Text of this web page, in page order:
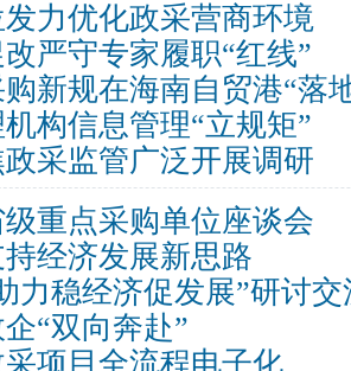
力优化政采营商环境
严守专家履职“红线”
新规在海南自贸港“落
构信息管理“立规矩”
采监管广泛开展调研
重点采购单位座谈会
经济发展新思路
力稳经济促发展”研讨
“双向奔赴”
项目全流程电子化